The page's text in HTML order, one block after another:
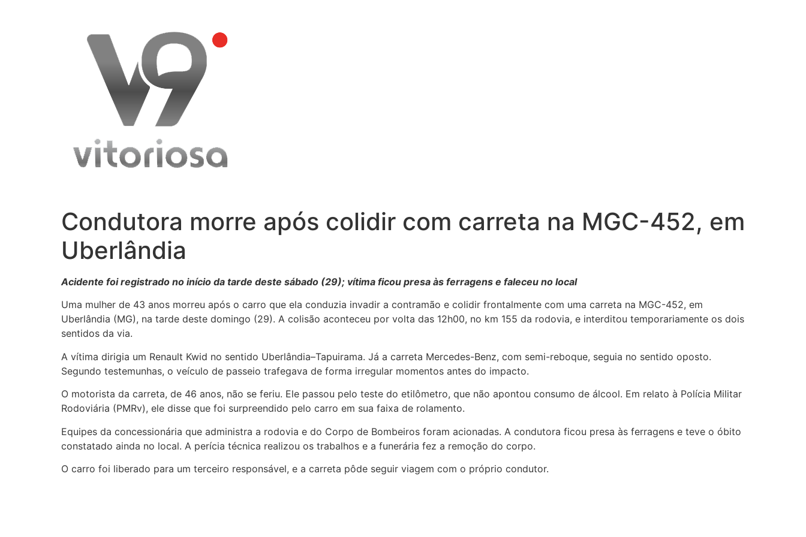
Condutora morre após colidir com carreta na MGC-452, em
Uberlândia
Acidente foi registrado no início da tarde deste sábado (29); vítima ficou presa às ferragens e faleceu no local
Uma mulher de 43 anos morreu após o carro que ela conduzia invadir a contramão e colidir frontalmente com uma carreta na MGC-452, em
Uberlândia (MG), na tarde deste domingo (29). A colisão aconteceu por volta das 12h00, no km 155 da rodovia, e interditou temporariamente os dois
sentidos da via.
A vítima dirigia um Renault Kwid no sentido Uberlândia–Tapuirama. Já a carreta Mercedes-Benz, com semi-reboque, seguia no sentido oposto.
Segundo testemunhas, o veículo de passeio trafegava de forma irregular momentos antes do impacto.
O motorista da carreta, de 46 anos, não se feriu. Ele passou pelo teste do etilômetro, que não apontou consumo de álcool. Em relato à Polícia Militar
Rodoviária (PMRv), ele disse que foi surpreendido pelo carro em sua faixa de rolamento.
Equipes da concessionária que administra a rodovia e do Corpo de Bombeiros foram acionadas. A condutora ficou presa às ferragens e teve o óbito
constatado ainda no local. A perícia técnica realizou os trabalhos e a funerária fez a remoção do corpo.
O carro foi liberado para um terceiro responsável, e a carreta pôde seguir viagem com o próprio condutor.